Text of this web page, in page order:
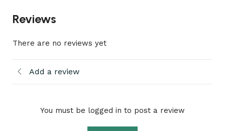
Reviews
There are no reviews yet
Add a review
You must be logged in to post a review